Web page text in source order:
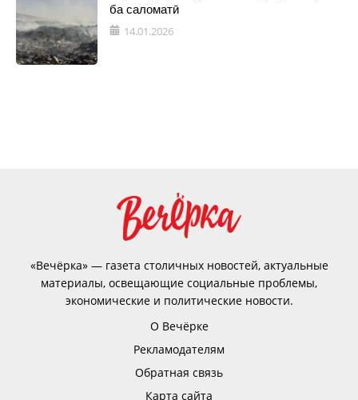
ба саломатӣ
14.01.2026
«Вечёрка» — газета столичных новостей, актуальные
материалы, освещающие социальные проблемы,
экономические и политические новости.
О Вечёрке
Рекламодателям
Обратная связь
Карта сайта